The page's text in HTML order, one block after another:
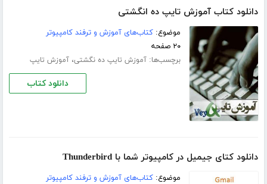
دانلود کتاب آموزش تایپ ده انگشتی
موضوع:کتاب‌های آموزش و ترفند کامپیوتر
۲۰ صفحه
برچسب‌ها:آموزش تایپ ده‌ نگشتی،آموزش تایپ
دانلود کتاب
دانلود کتای جیمیل در کامپیوتر شما با Thunderbird
موضوع:کتاب‌های آموزش و ترفند کامپیوتر